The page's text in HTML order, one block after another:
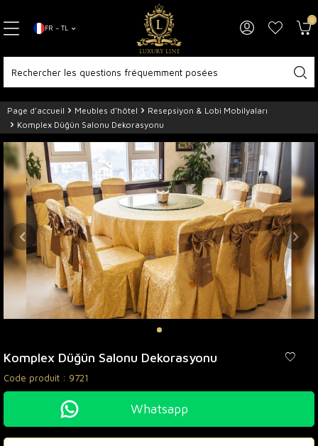
FR − TL
0
Page d'accueil Meubles d'hôtel
Resepsiyon & Lobi Mobilyaları
Komplex Düğün Salonu Dekorasyonu
Komplex Düğün Salonu Dekorasyonu
Code produit : 9721
Whatsapp